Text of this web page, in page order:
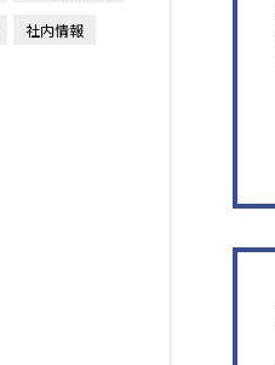
社内情報